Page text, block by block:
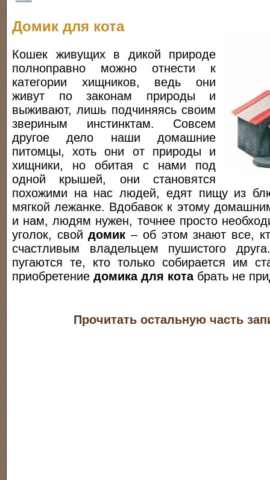
Домик для кота
Кошек живущих в дикой природе
полноправно можно отнести к
категории хищников, ведь они
живут по законам природы и
выживают, лишь подчиняясь своим
звериным инстинктам. Совсем
другое дело наши домашние
питомцы, хоть они от природы и
хищники, но обитая с нами под
одной крышей, они становятся
похожими на нас людей, едят пищу из
мягкой лежанке. Вдобавок к этому
и нам, людям нужен, точнее просто
уголок, свойдомик – об этом знают все,
счастливым владельцем пушистого
пугаются те, кто только собирается им
приобретение домика для котабрать не
Прочитать остальную часть